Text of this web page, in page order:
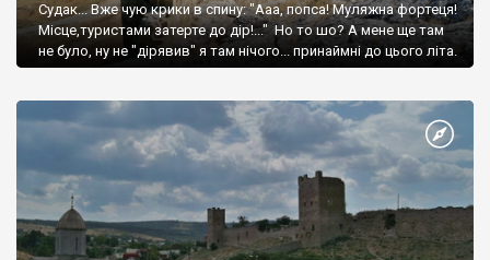
Судак... Вже чую крики в спину: "Ааа, попса! Муляжна фортеця!
Місце,туристами затерте до дір!..." Но то шо? А мене ще там
не було, ну не "дірявив" я там нічого... принаймні до цього літа.